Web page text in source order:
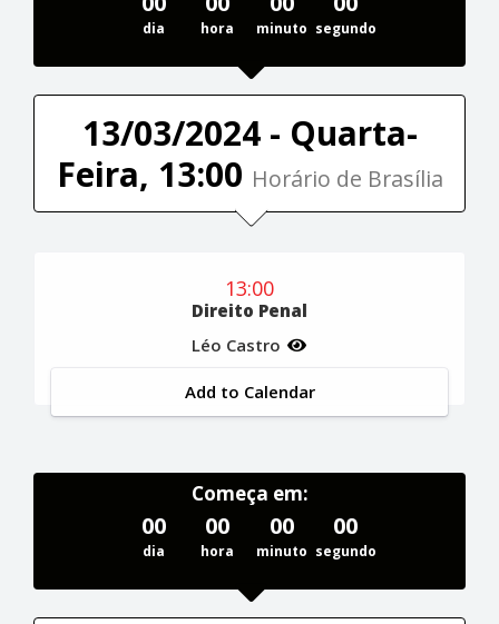
dia hora minuto segundo
13/03/2024 - Quarta-
Feira, 13:00 Horário de Brasília
13:00
Direito Penal
Léo Castro
Add to Calendar
Começa em:
00
dia
00
hora
00
minuto
00
segundo